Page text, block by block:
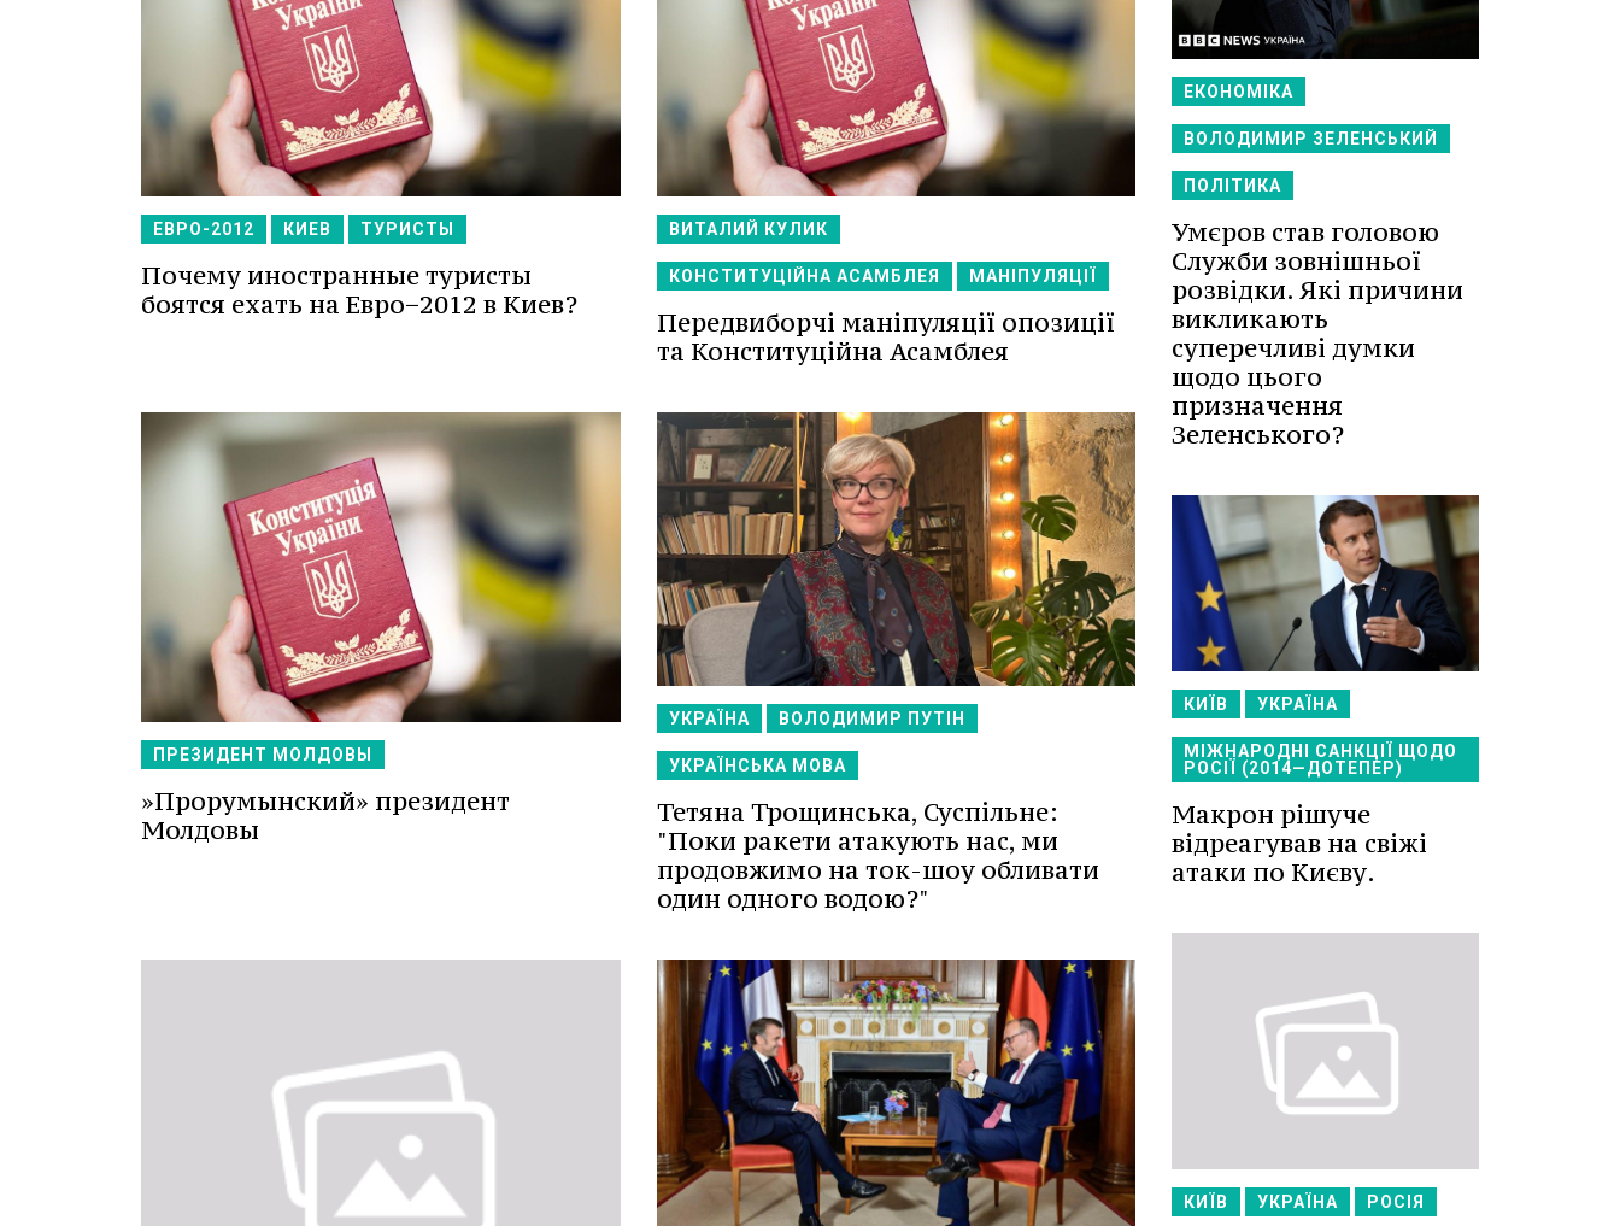
ЕВРО-2012 КИЕВ ТУРИСТЫ
Почему иностранные туристы
боятся ехать на Евро−2012 в Киев?
ВИТАЛИЙ КУЛИК
КОНСТИТУЦІЙНА АСАМБЛЕЯ МАНІПУЛЯЦІЇ
Передвиборчі маніпуляції опозиції
та Конституційна Асамблея
ПРЕЗИДЕНТ МОЛДОВЫ
»Прорумынский» президент
Молдовы
УКРАЇНА ВОЛОДИМИР ПУТІН
УКРАЇНСЬКА МОВА
Тетяна Трощинська, Суспільне:
"Поки ракети атакують нас, ми
продовжимо на ток-шоу обливати
один одного водою?"
ЕКОНОМІКА
ВОЛОДИМИР ЗЕЛЕНСЬКИЙ
ПОЛІТИКА
Умєров став головою
Служби зовнішньої
розвідки. Які причини
викликають
суперечливі думки
щодо цього
призначення
Зеленського?
КИЇВ УКРАЇНА
МІЖНАРОДНІ САНКЦІЇ ЩОДО
РОСІЇ (2014—ДОТЕПЕР)
Макрон рішуче
відреагував на свіжі
атаки по Києву.
КИЇВ УКРАЇНА РОСІЯ